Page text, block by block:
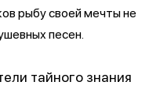
рыбу своей мечты не
песен.
тайного знания